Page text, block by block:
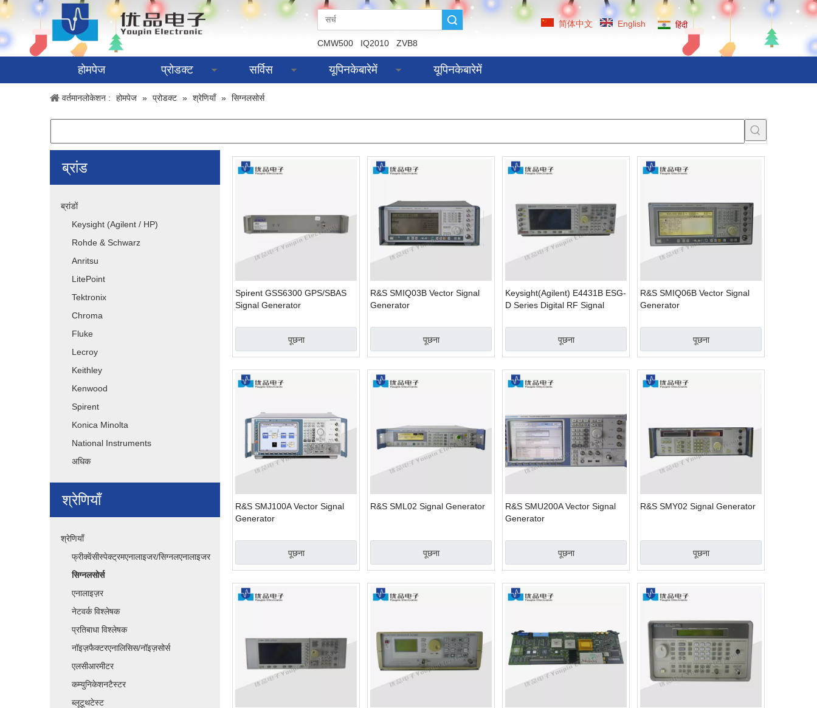
CMW500 IQ2010 ZVB8
简体中文 English हिंदी
होमपेज प्रोडक्ट सर्विस यूपिनकेबारेमें यूपिनकेबारेमें
वर्तमानलोकेशन : होमपेज » प्रोडक्ट » श्रेणियाँ » सिग्नलसोर्स
ब्रांड
ब्रांडों
Keysight (Agilent / HP)
Rohde & Schwarz
Anritsu
LitePoint
Tektronix
Chroma
Fluke
Lecroy
Keithley
Kenwood
Spirent
Konica Minolta
National Instruments
अधिक
श्रेणियाँ
श्रेणियाँ
फ्रीक्वेंसीस्पेक्ट्रमएनालाइजर/सिग्नलएनालाइजर
सिग्नलसोर्स
एनालाइज़र
नेटवर्क विश्लेषक
प्रतिबाधा विश्लेषक
नॉइज़फैक्टरएनालिसिस/नॉइज़सोर्स
एलसीआरमीटर
कम्युनिकेशनटैस्टर
ब्लूटूथटेस्ट
Spirent GSS6300 GPS/SBAS
Signal Generator
पूछना
R&S SMIQ03B Vector Signal
Generator
पूछना
Keysight(Agilent) E4431B ESG-
D Series Digital RF Signal
पूछना
R&S SMIQ06B Vector Signal
Generator
पूछना
R&S SMJ100A Vector Signal
Generator
पूछना
R&S SML02 Signal Generator
पूछना
R&S SMU200A Vector Signal
Generator
पूछना
R&S SMY02 Signal Generator
पूछना